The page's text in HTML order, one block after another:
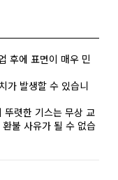
후에 표면이 매우 민
가 발생할 수 있습니
렷한 기스는 무상 교
불 사유가 될 수 없습